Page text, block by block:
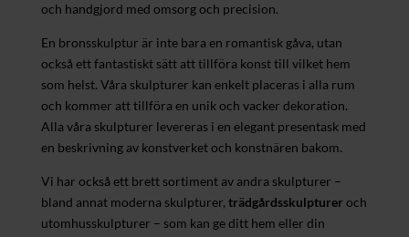
och handgjord med omsorg och precision.
En bronsskulptur är inte bara en romantisk gåva, utan
också ett fantastiskt sätt att tillföra konst till vilket hem
som helst. Våra skulpturer kan enkelt placeras i alla rum
och kommer att tillföra en unik och vacker dekoration.
Alla våra skulpturer levereras i en elegant presentask med
en beskrivning av konstverket och konstnären bakom.
Vi har också ett brett sortiment av andra skulpturer –
bland annat moderna skulpturer, trädgårdsskulptureroch
utomhusskulpturer – som kan ge ditt hem eller din